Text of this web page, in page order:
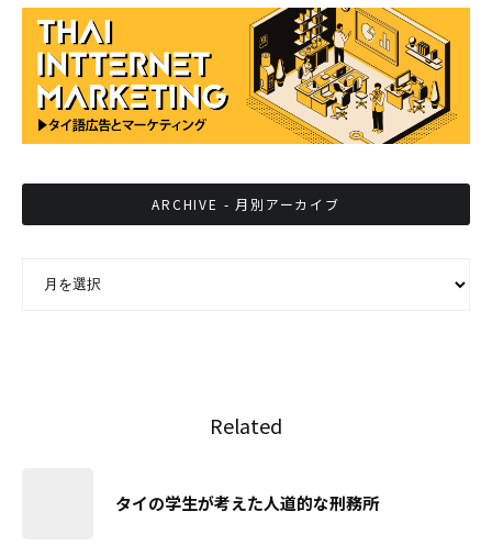
ARCHIVE - 月別アーカイブ
Related
タイの学生が考えた人道的な刑務所